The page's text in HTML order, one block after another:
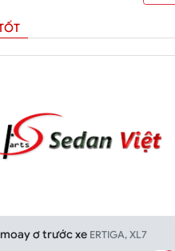
moay ơ trước xe ERTIGA, XL7